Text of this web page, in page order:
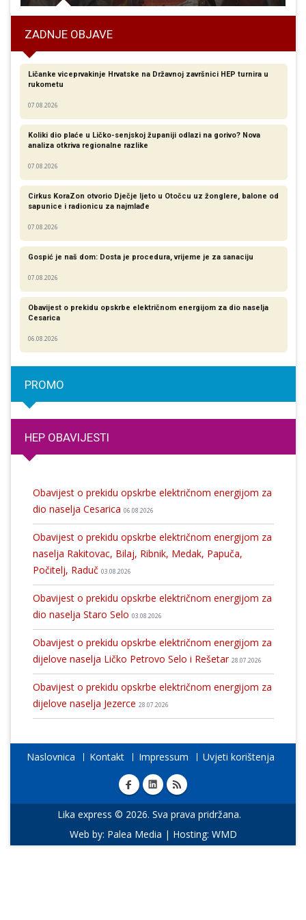
ZADNJE OBJAVE
Ličanke viceprvakinje Hrvatske na Državnoj završnici HEP turnira u
rukometu
07.08.2026
Koliki dio plaće u Ličko-senjskoj županiji odlazi na gorivo? Nova
analiza otkriva regionalne razlike​
07.08.2026
Cirkus KoraZon otvorio Dječje ljeto u Otočcu uz žonglere, balone od
sapunice i radionicu za najmlađe
07.08.2026
Gospić je naš dom: Dosta je procedura, vrijeme je za sanaciju
07.08.2026
Obavijest o prekidu opskrbe električnom energijom za dio naselja
Cesarica
06.08.2026
PROMO
HEP OBAVIJESTI
Obavijest o prekidu opskrbe električnom energijom za
dio naselja Cesarica 06.08.2026
Obavijest o prekidu opskrbe električnom energijom za
naselja Rakitovac, Bilaj, Ribnik, Medak, Papuča,
Počitelj, Raduč 03.08.2026
Obavijest o prekidu opskrbe električnom energijom za
dio naselja Staro Selo 03.08.2026
Obavijest o prekidu opskrbe električnom energijom za
dijelove naselja Ličko Petrovo Selo i Rešetar 28.07.2026
Obavijest o prekidu opskrbe električnom energijom za
dijelove naselja Jezerce 28.07.2026
Naslovnica Kontakt Impressum Uvjeti korištenja
Lika express © 2026. Sva prava pridržana.
Web by: Palea Media | Hosting: WMD